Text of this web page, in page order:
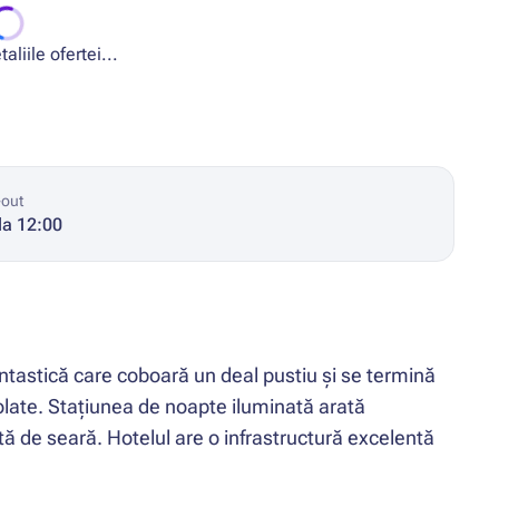
ofertei...
12:00
care coboară un deal pustiu și se termină
Stațiunea de noapte iluminată arată
de seară. Hotelul are o infrastructură excelentă